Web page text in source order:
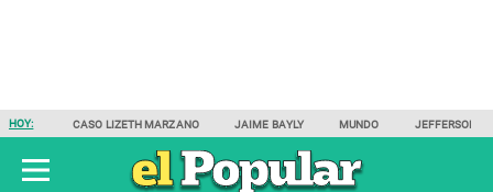
HOY: CASO LIZETH MARZANO JAIME BAYLY MUNDO JEFFERSON